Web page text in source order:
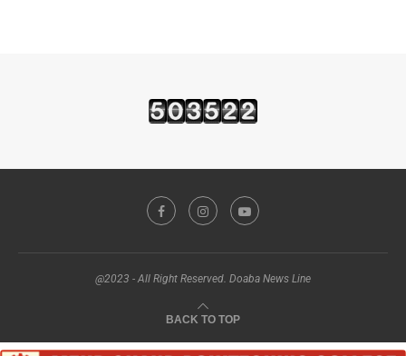
@2023 - All Right Reserved. Doaba News Line
BACK TO TOP